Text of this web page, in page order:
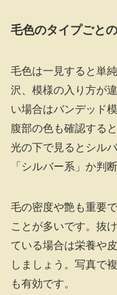
毛色のタイプごと
毛色は一見すると単
沢、模様の入り方が
い場合はバンデッド
腹部の色も確認する
光の下で見るとシル
「シルバー系」か判
毛の密度や艶も重要
ことが多いです。抜
ている場合は栄養や
しましょう。写真で
も有効です。